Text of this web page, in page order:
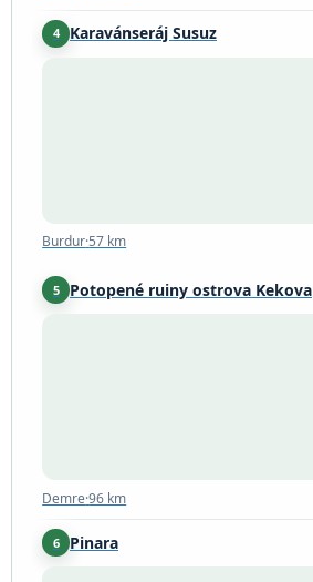
4 Karavánseráj Susuz
Burdur·57 km
5 Potopené ruiny ostrova Kekova
Demre·96 km
6 Pinara